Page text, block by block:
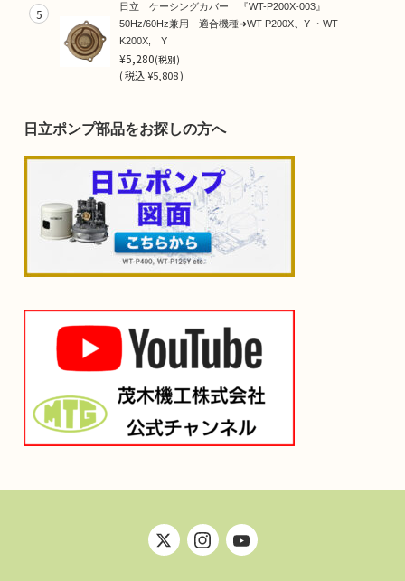
5
日立 ケーシングカバー 『WT-P200X-003』
50Hz/60Hz兼用 適合機種➜WT-P200X、Y ・WT-
K200X, Y
¥5,280(税別)
(税込¥5,808 )
日立ポンプ部品をお探しの方へ